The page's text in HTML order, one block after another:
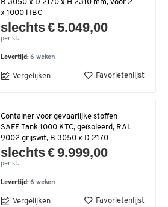
B 3050 x D 2170 x H 2310 mm, voor 2
x 1000 l IBC
slechts € 5.049,00
per st.
Levertijd:6 weken
Vergelijken Favorietenlijst
Container voor gevaarlijke stoffen
SAFE Tank 1000 KTC, geïsoleerd, RAL
9002 grijswit, B 3050 x D 2170
slechts € 9.999,00
per st.
Levertijd:6 weken
Vergelijken Favorietenlijst